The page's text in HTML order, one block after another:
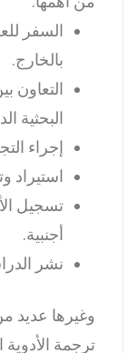
السفر
بالخارج.
التعاون
البحثية
إجراء
استيراد
تسجيل
أجنبية.
نشر
وغيرها عديد
ترجمة الأدوية